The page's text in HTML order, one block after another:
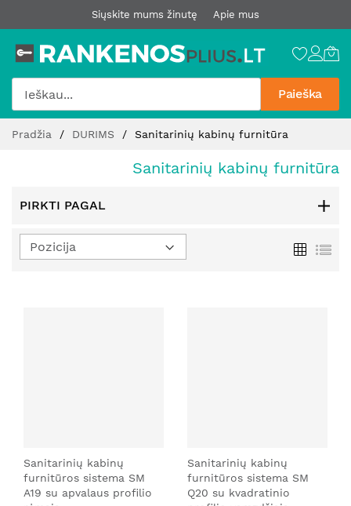
Siųskite mums žinutę Apie mus
Paieška
Pereiti
prie
Pradžia DURIMS Sanitarinių kabinų furnitūra
Sanitarinių kabinų furnitūra
PIRKTI PAGAL
Tinklelis
Sanitarinių kabinų
furnitūros sistema SM
A19 su apvalaus profilio
Sanitarinių kabinų
furnitūros sistema SM
Q20 su kvadratinio